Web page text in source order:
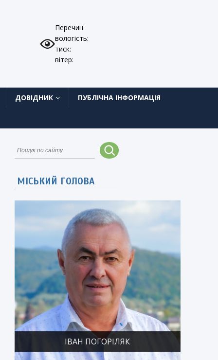
Перечин
вологість:
тиск:
вітер:
ДОВІДНИК ПУБЛІЧНА ІНФОРМАЦІЯ
МІСЬКИЙ ГОЛОВА
ІВАН ПОГОРІЛЯК